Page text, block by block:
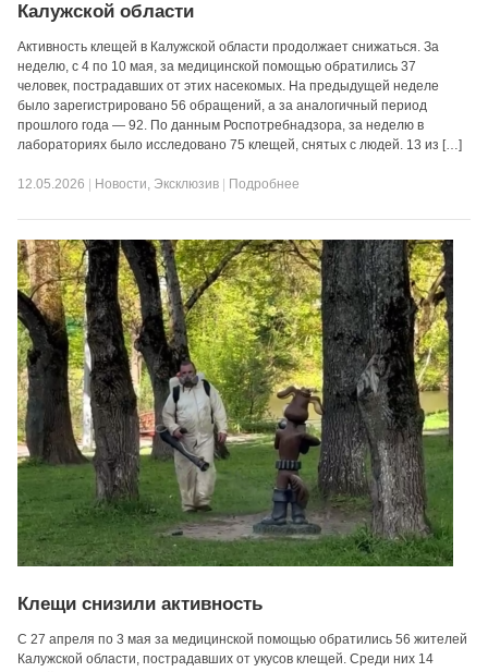
Калужской области
Активность клещей в Калужской области продолжает снижаться. За
неделю, с 4 по 10 мая, за медицинской помощью обратились 37
человек, пострадавших от этих насекомых. На предыдущей неделе
было зарегистрировано 56 обращений, а за аналогичный период
прошлого года — 92. По данным Роспотребнадзора, за неделю в
лабораториях было исследовано 75 клещей, снятых с людей. 13 из […]
12.05.2026 Новости, Эксклюзив Подробнее
Клещи снизили активность
С 27 апреля по 3 мая за медицинской помощью обратились 56 жителей
Калужской области, пострадавших от укусов клещей. Среди них 14